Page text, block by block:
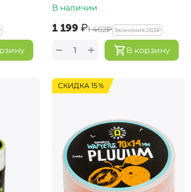
В наличии
‍1 199‍₽‍1 462‍₽ Экономия:‍263‍₽
В корзину
+
−
СКИДКА 15%